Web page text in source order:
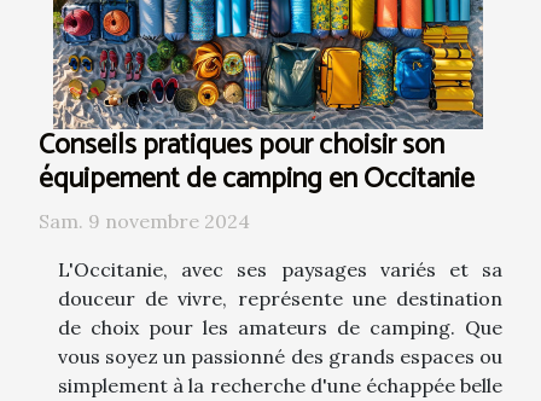
Conseils pratiques pour choisir son
équipement de camping en Occitanie
Sam. 9 novembre 2024
L'Occitanie, avec ses paysages variés et sa
douceur de vivre, représente une destination
de choix pour les amateurs de camping. Que
vous soyez un passionné des grands espaces ou
simplement à la recherche d'une échappée belle